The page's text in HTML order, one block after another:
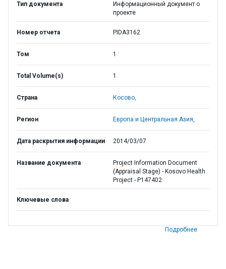
Тип документа
Информационный документ о
проекте
Номер отчета PIDA3162
Том 1
Total Volume(s) 1
Страна Косово,
Регион Европа и Центральная Азия,
Дата раскрытия информации 2014/03/07
Название документа
Project Information Document
(Appraisal Stage) - Kosovo Health
Project - P147402
Ключевые слова
Подробнее